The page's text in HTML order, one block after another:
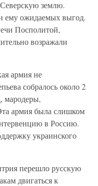
землю.
ему ожидаемых выгод.
Посполитой,
возражали
армия не
собралось около 2
мародеры,
армия была слишком
в Россию.
украинского
перешло русскую
двигаться к